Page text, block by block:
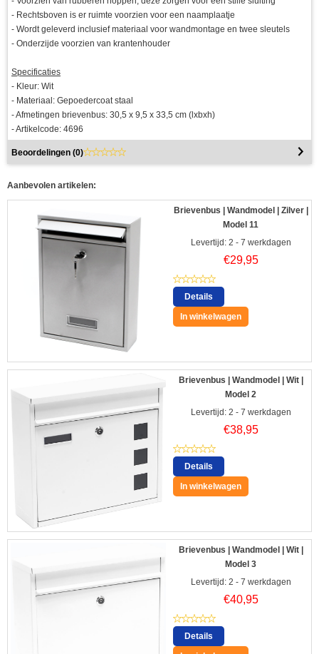
- Rechtsboven is er ruimte voorzien voor een naamplaatje
- Wordt geleverd inclusief materiaal voor wandmontage en twee sleutels
- Onderzijde voorzien van krantenhouder
Specificaties
- Kleur: Wit
- Materiaal: Gepoedercoat staal
- Afmetingen brievenbus: 30,5 x 9,5 x 33,5 cm (lxbxh)
- Artikelcode: 4696
Beoordelingen (0)
Aanbevolen artikelen:
Brievenbus | Wandmodel | Zilver |
Model 11
Levertijd: 2 - 7 werkdagen
€29,95
Details
In winkelwagen
Brievenbus | Wandmodel | Wit |
Model 2
Levertijd: 2 - 7 werkdagen
€38,95
Details
In winkelwagen
Brievenbus | Wandmodel | Wit |
Model 3
Levertijd: 2 - 7 werkdagen
€40,95
Details